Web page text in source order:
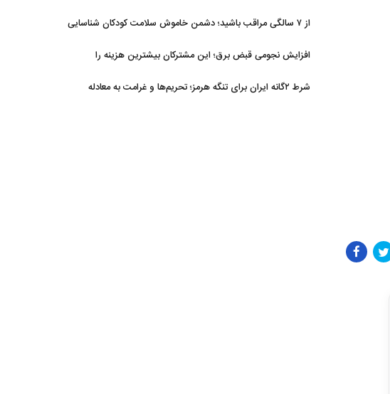
از ۷ سالگی مراقب باشید؛ دشمن خاموش سلامت کودکان شناسایی
افزایش نجومی قبض برق؛ این مشترکان بیشترین هزینه را
شرط ۲گانه ایران برای تنگه هرمز؛ تحریم‌ها و غرامت به معادله